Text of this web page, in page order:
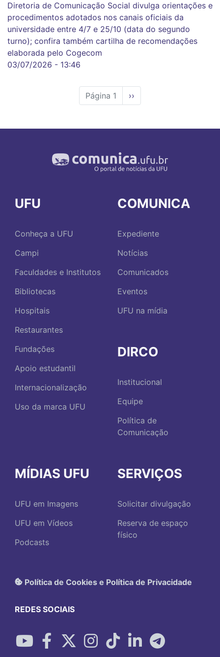
Diretoria de Comunicação Social divulga orientações e
procedimentos adotados nos canais oficiais da
universidade entre 4/7 e 25/10 (data do segundo
turno); confira também cartilha de recomendações
elaborada pelo Cogecom
03/07/2026 - 13:46
Página 1
Próxima
página
››
UFU
Conheça a UFU
Campi
Faculdades e Institutos
Bibliotecas
Hospitais
Restaurantes
Fundações
Apoio estudantil
Internacionalização
Uso da marca UFU
COMUNICA
Expediente
Notícias
Comunicados
Eventos
UFU na mídia
DIRCO
Institucional
Equipe
Política de
Comunicação
MÍDIAS UFU
UFU em Imagens
UFU em Vídeos
Podcasts
SERVIÇOS
Solicitar divulgação
Reserva de espaço
físico
Política de Cookies e Política de Privacidade
REDES SOCIAIS